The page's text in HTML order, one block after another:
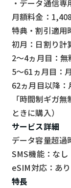
・データ通信
月額料金：
特典・割引適用
初月：日割り計
2～4ヵ月目：無
5～61ヵ月目：
62ヵ月目以降
「時間制ギガ
ときに購入）
サービス詳細
データ容量超
SMS機能：なし
eSIM対応：あり
特長